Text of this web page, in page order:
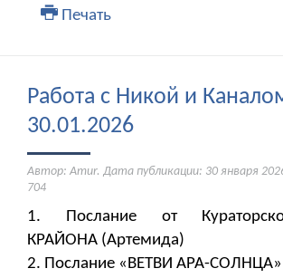
Печать
Работа с Никой и
30.01.2026
Автор: Amur. Дата публикации: 30 января
704
1. Послание от
КРАЙОНА (Артемида)
2. Послание «ВЕТВИ АРА-